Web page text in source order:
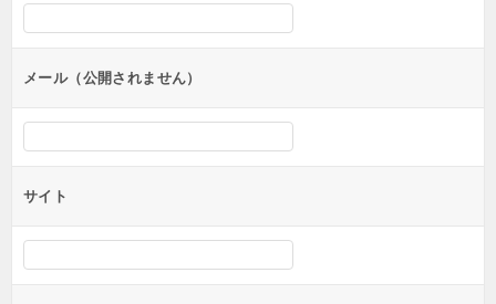
メール（公開されません）
サイト